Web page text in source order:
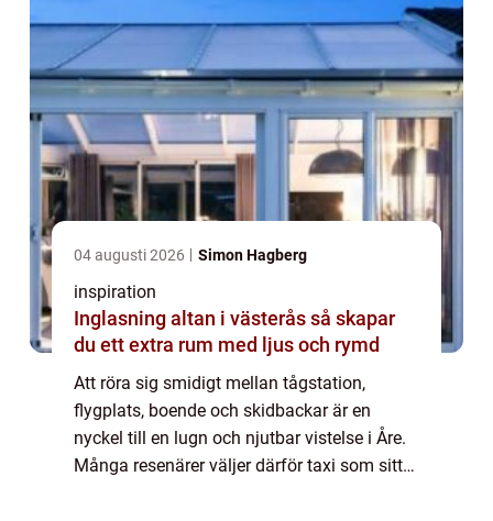
04 augusti 2026 Simon Hagberg
inspiration
Inglasning altan i västerås så skapar
du ett extra rum med ljus och rymd
Att röra sig smidigt mellan tågstation,
flygplats, boende och skidbackar är en
nyckel till en lugn och njutbar vistelse i Åre.
Många resenärer väljer därför taxi som sitt